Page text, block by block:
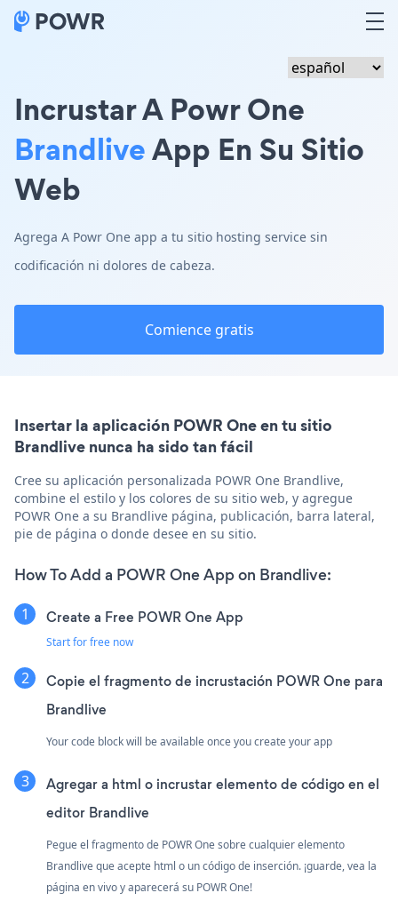
Incrustar A Powr One
BrandliveApp En Su Sitio
Web
Agrega A Powr One app a tu sitio hosting service sin
codificación ni dolores de cabeza.
Comience gratis
Insertar la aplicación POWR One en tu sitio
Brandlive nunca ha sido tan fácil
Cree su aplicación personalizada POWR One Brandlive,
combine el estilo y los colores de su sitio web, y agregue
POWR One a su Brandlive página, publicación, barra lateral,
pie de página o donde desee en su sitio.
How To Add a POWR One App on Brandlive:
Create a Free POWR One App
Start for free now
Copie el fragmento de incrustación POWR One para
Brandlive
Your code block will be available once you create your app
Agregar a html o incrustar elemento de código en el
editor Brandlive
Pegue el fragmento de POWR One sobre cualquier elemento
Brandlive que acepte html o un código de inserción. ¡guarde, vea la
página en vivo y aparecerá su POWR One!